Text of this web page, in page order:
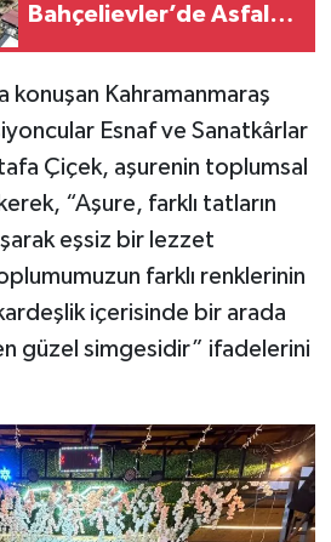
Bahçelievler’de Asfalt
konuşan Kahramanmaraş
Esnaf ve Sanatkârlar
Çiçek, aşurenin toplumsal
“Aşure, farklı tatların
eşsiz bir lezzet
farklı renklerinin
içerisinde bir arada
güzel simgesidir” ifadelerini